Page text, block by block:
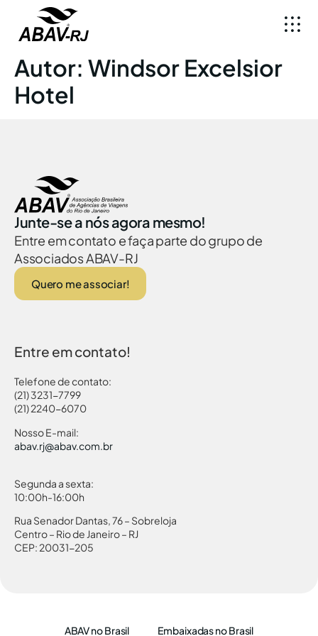
Autor: Windsor Excelsior
Hotel
Junte-se a nós agora mesmo!
Entre em contato e faça parte do grupo de
Associados ABAV-RJ
Quero me associar!
Entre em contato!
Telefone de contato:
(21) 3231-7799
(21) 2240-6070
Nosso E-mail:
abav.rj@abav.com.br
Segunda a sexta:
10:00h-16:00h
Rua Senador Dantas, 76 – Sobreloja
Centro – Rio de Janeiro – RJ
CEP: 20031-205
ABAV no Brasil Embaixadas no Brasil